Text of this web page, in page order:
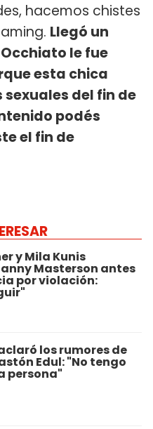
hacemos chistes
Llegó un
le fue
esta chica
del fin de
podés
el fin de
y Mila Kunis
Masterson antes
por violación:
los rumores de
Edul: "No tengo
persona"